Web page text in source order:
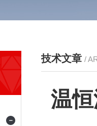
技术文章 /
温